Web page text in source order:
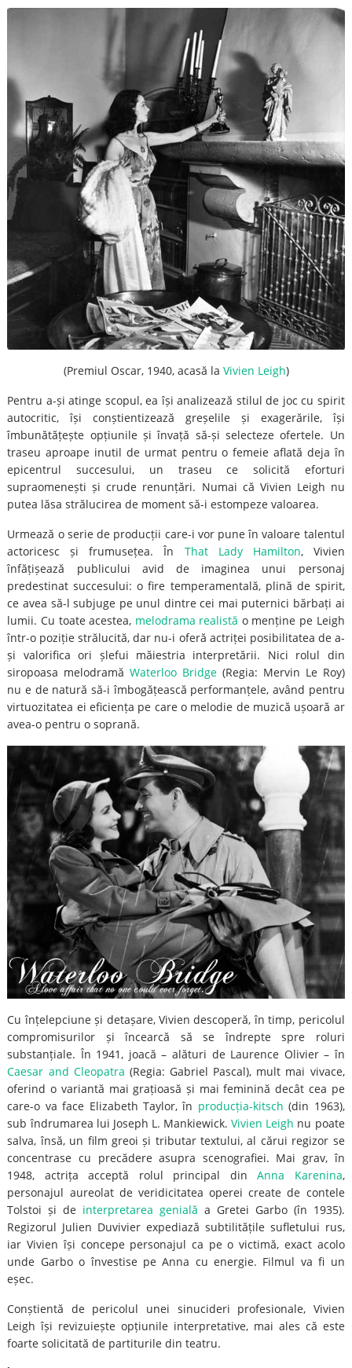
(Premiul Oscar, 1940, acasă la Vivien Leigh)
Pentru a-și atinge scopul, ea își analizează stilul de joc cu spirit
autocritic, își conștientizează greșelile și exagerările, își
îmbunătățește opțiunile și învață să-și selecteze ofertele. Un
traseu aproape inutil de urmat pentru o femeie aflată deja în
epicentrul succesului, un traseu ce solicită eforturi
supraomenești și crude renunțări. Numai că Vivien Leigh nu
putea lăsa strălucirea de moment să-i estompeze valoarea.
Urmează o serie de producții care-i vor pune în valoare talentul
actoricesc și frumusețea. În That Lady Hamilton, Vivien
înfățișează publicului avid de imaginea unui personaj
predestinat succesului: o fire temperamentală, plină de spirit,
ce avea să-l subjuge pe unul dintre cei mai puternici bărbați ai
lumii. Cu toate acestea, melodrama realistă o menține pe Leigh
într-o poziție strălucită, dar nu-i oferă actriței posibilitatea de a-
și valorifica ori șlefui măiestria interpretării. Nici rolul din
siropoasa melodramăWaterloo Bridge (Regia: Mervin Le Roy)
nu e de natură să-i îmbogățească performanțele, având pentru
virtuozitatea ei eficiența pe care o melodie de muzică ușoară ar
avea-o pentru o soprană.
Cu înțelepciune și detașare, Vivien descoperă, în timp, pericolul
compromisurilor și încearcă să se îndrepte spre roluri
substanțiale. În 1941, joacă – alături de Laurence Olivier – în
Caesar and Cleopatra (Regia: Gabriel Pascal), mult mai vivace,
oferind o variantă mai grațioasă și mai feminină decât cea pe
care-o va face Elizabeth Taylor, în producția-kitsch (din 1963),
sub îndrumarea lui Joseph L. Mankiewick.Vivien Leigh nu poate
salva, însă, un film greoi și tributar textului, al cărui regizor se
concentrase cu precădere asupra scenografiei. Mai grav, în
1948, actrița acceptă rolul principal dinAnna Karenina,
personajul aureolat de veridicitatea operei create de contele
Tolstoi și de interpretarea genială a Gretei Garbo (în 1935).
Regizorul Julien Duvivier expediază subtilitățile sufletului rus,
iar Vivien își concepe personajul ca pe o victimă, exact acolo
unde Garbo o învestise pe Anna cu energie. Filmul va fi un
eșec.
Conștientă de pericolul unei sinucideri profesionale, Vivien
Leigh își revizuiește opțiunile interpretative, mai ales că este
foarte solicitată de partiturile din teatru.